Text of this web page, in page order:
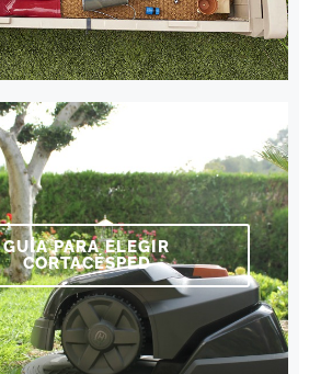
GUÍA PARA ELEGIR
CORTACÉSPED